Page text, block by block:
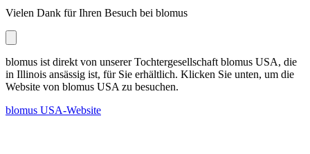
Vielen Dank für Ihren Besuch bei blomus
blomus ist direkt von unserer Tochtergesellschaft blomus USA, die
in Illinois ansässig ist, für Sie erhältlich. Klicken Sie unten, um die
Website von blomus USA zu besuchen.
blomus USA-Website